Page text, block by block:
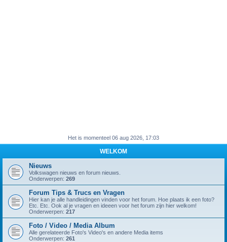
Het is momenteel 06 aug 2026, 17:03
WELKOM
Nieuws
Volkswagen nieuws en forum nieuws.
Onderwerpen: 269
Forum Tips & Trucs en Vragen
Hier kan je alle handleidingen vinden voor het forum. Hoe plaats ik een foto?
Etc. Etc. Ook al je vragen en ideeen voor het forum zijn hier welkom!
Onderwerpen: 217
Foto / Video / Media Album
Alle gerelateerde Foto's Video's en andere Media items
Onderwerpen: 261